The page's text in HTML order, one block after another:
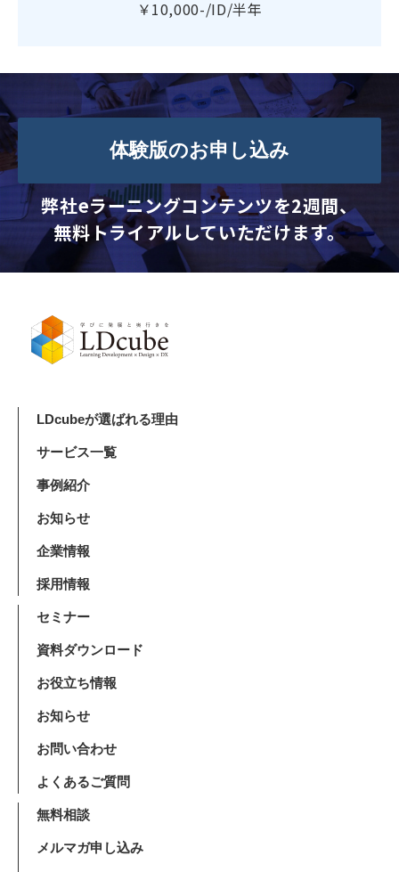
￥10,000-/ID/半年
体験版のお申し込み
弊社eラーニングコンテンツを2週間、
無料トライアルしていただけます。
LDcubeが選ばれる理由
サービス一覧
事例紹介
お知らせ
企業情報
採用情報
セミナー
資料ダウンロード
お役立ち情報
お知らせ
お問い合わせ
よくあるご質問
無料相談
メルマガ申し込み